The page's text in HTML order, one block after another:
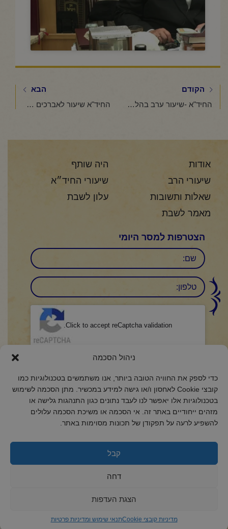
ניהול הסכמה
כדי לספק את החוויה הטובה ביותר, אנו משתמשים בטכנולוגיות כמו
קובצי Cookie לאחסון ו/או גישה למידע במכשיר. מתן הסכמה לשימוש
בטכנולוגיות אלו יאפשר לנו לעבד נתונים כגון התנהגות גלישה או
מזהים ייחודיים באתר זה. אי הסכמה או משיכת הסכמה עלולים
להשפיע לרעה על תפקודן של תכונות מסוימות באתר.
קבל
דחה
הצגת העדפות
מדיניות קובצי Cookie תנאי שימוש ומדיניות פרטיות
הקודם
החיד"א -שיעור ערב בהלכה ובאגדה- אור לכ"ח תמוז תשפ"ה
הבא
החיד"א שיעור לאברכים פרשת "מטות מסעי"-כ"ח תמוז תשפ"ה
אודות
היה שותף
שיעורי הרב
שיעורי החיד״א
שאלות ותשובות
עלון לשבת
מאמר לשבת
הצטרפות למסר היומי
שם
טלפון:
Click to accept reCaptcha validation.
מדיניות קובצי Cookie
ד